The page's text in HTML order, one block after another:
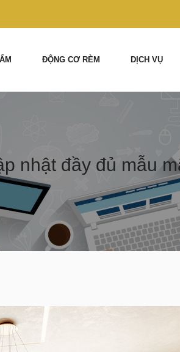
ĐỘNG CƠ RÈM DỊCH VỤ
nhật đầy đủ mẫu